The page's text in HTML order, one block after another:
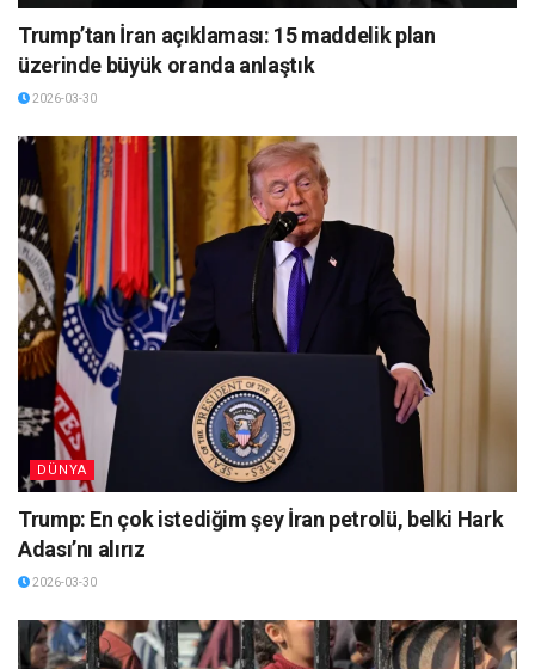
Trump’tan İran açıklaması: 15 maddelik plan
üzerinde büyük oranda anlaştık
2026-03-30
DÜNYA
Trump: En çok istediğim şey İran petrolü, belki Hark
Adası’nı alırız
2026-03-30